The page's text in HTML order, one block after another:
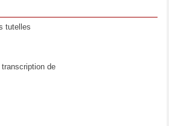
tutelles
transcription de